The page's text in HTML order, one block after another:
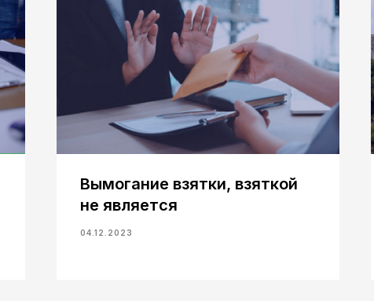
Вымогание взятки, взяткой
не является
04.12.2023